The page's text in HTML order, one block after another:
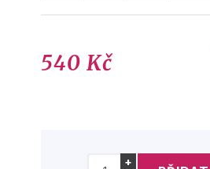
540 Kč
+